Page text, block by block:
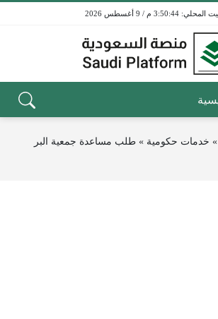
3:50:44 م / 9 أغسطس 2026
» خدمات حكومية » طلب مساعدة جمعية البر